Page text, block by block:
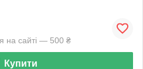
на сайті — 500 ₴
Купити